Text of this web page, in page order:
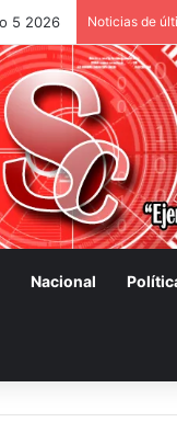
5 2026 Noticias de
Nacional